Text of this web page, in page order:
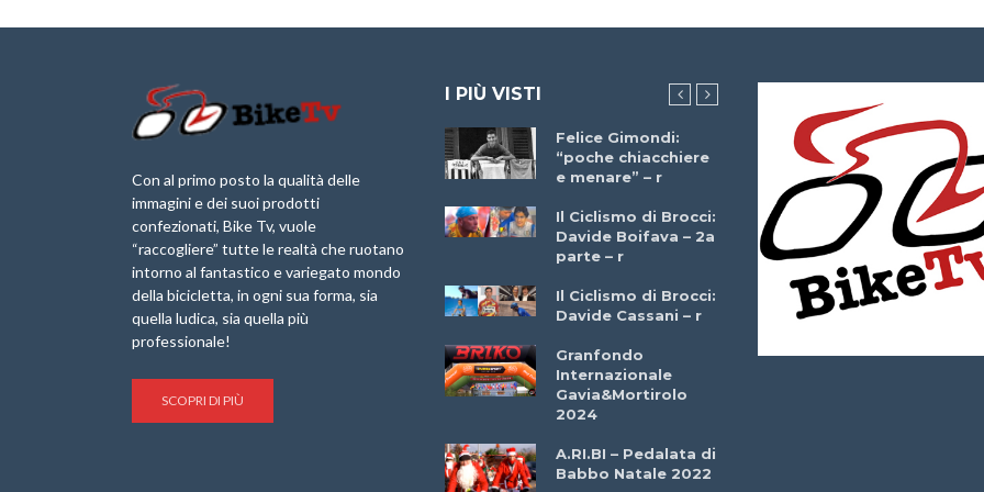
Con al primo posto la qualità delle
immagini e dei suoi prodotti
confezionati, Bike Tv, vuole
“raccogliere” tutte le realtà che ruotano
intorno al fantastico e variegato mondo
della bicicletta, in ogni sua forma, sia
quella ludica, sia quella più
professionale!
SCOPRI DI PIÙ
I PIÙ VISTI
Briko Torino – 11
Maggio 2025 – r
Minerva Edizioni e
Giancarlo Brocci
per “Bartali l’Ultimo
Marathon 2025”
IX Ed. “Tra
Borghi&Castelli” –
Anteprima
1a Edizione
Granfondo
Felice Gimondi:
“poche chiacchiere
e menare” – r
Il Ciclismo di Brocci:
Davide Boifava – 2a
parte – r
Il Ciclismo di Brocci:
Davide Cassani – r
Granfondo
Internazionale
Gavia&Mortirolo
2024
A.RI.BI – Pedalata di
Babbo Natale 2022
Brocci Incontra
Giuseppe Martinelli
– r
Che cos’è il
triathlon? Con
Simone Diamantini
– r
Marzo 2025 –